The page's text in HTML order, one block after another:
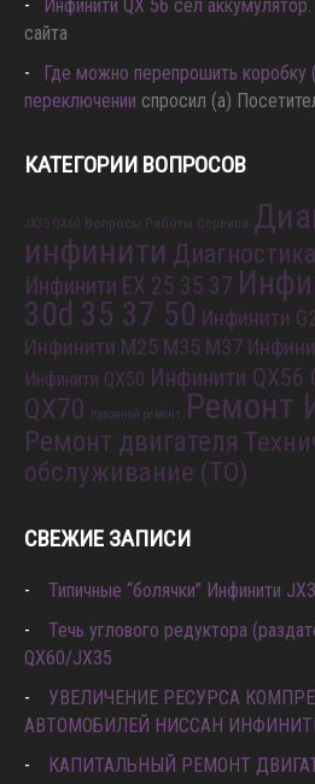
Инфинити QX 56 сел аккумулятор.
сайта
Где можно перепрошить
переключении спросил (а)
КАТЕГОРИИ ВОПРОСОВ
JX35 QX60 Вопросы Работы Сервиса
инфинити
Инфинити EX 25 35 37
30d 35 37 50 Инфинити
Инфинити M25 M35 M37
Инфинити QX50 Инфинити QX56
QX70
Кузовной ремонт Ремонт
Ремонт двигателя
обслуживание (ТО)
СВЕЖИЕ ЗАПИСИ
Типичные “болячки” Инфинити
Течь углового редуктора
QX60/JX35
УВЕЛИЧЕНИЕ РЕСУРСА
АВТОМОБИЛЕЙ НИССАН
КАПИТАЛЬНЫЙ РЕМОНТ